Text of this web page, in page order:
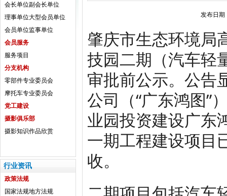
会长单位副会长单位
理事单位大型会员单位
会员单位监事单位
会员服务
服务项目
分支机构
零部件专业委员会
摩托车专业委员会
党工建设
摄影俱乐部
摄影知识作品欣赏
行业资讯
政策法规
国家法规地方法规
发布日期
肇庆市生态环境局
技园二期（汽车轻
审批前公示。公告
公司（“广东鸿图”
业园投资建设广东
一期工程建设项目
收。